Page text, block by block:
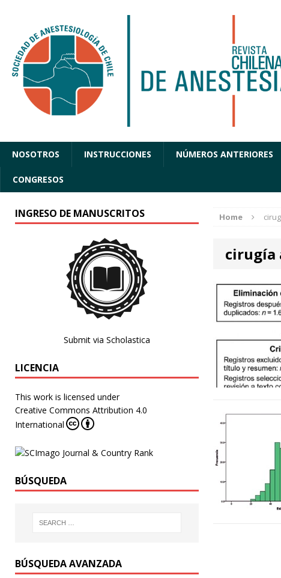
NOSOTROS INSTRUCCIONES NÚMEROS ANTERIORES
CONGRESOS
Home
cirugía
INGRESO DE MANUSCRITOS
Submit via Scholastica
LICENCIA
This work is licensed under
Creative Commons Attribution 4.0
International
BÚSQUEDA
BÚSQUEDA AVANZADA